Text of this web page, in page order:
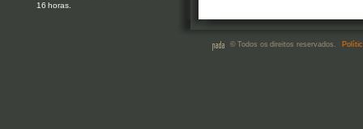
16 horas.
© Todos os direitos reservados.